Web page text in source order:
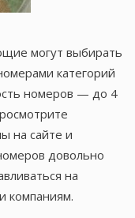
могут выбирать
категорий
номеров — до 4
на сайте и
довольно
на
компаниям.